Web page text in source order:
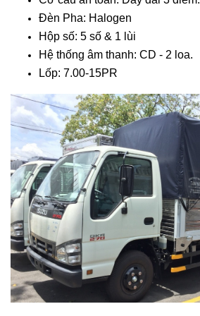
Đèn Pha: Halogen
Hộp số: 5 số & 1 lùi
Hệ thống âm thanh: CD - 2 loa.
Lốp: 7.00-15PR